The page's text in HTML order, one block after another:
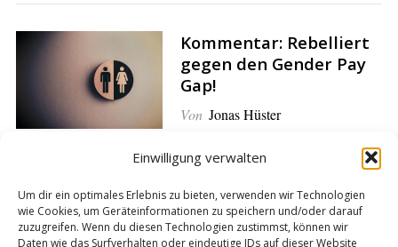
Einwilligung verwalten
Um dir ein optimales Erlebnis zu bieten, verwenden wir Technologien
wie Cookies, um Geräteinformationen zu speichern und/oder darauf
zuzugreifen. Wenn du diesen Technologien zustimmst, können wir
Daten wie das Surfverhalten oder eindeutige IDs auf dieser Website
Kommentar: Rebelliert
gegen den Gender Pay
Gap!
Von Jonas Hüster
Gesetz zeigt kaum
Wirkung: Nur wenige
fragen nach dem Gehalt
f
o